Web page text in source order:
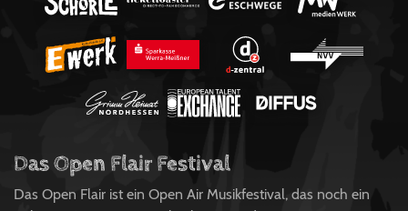
Das Open Flair Festival
Das Open Flair ist ein Open Air Musikfestival, das noch ein